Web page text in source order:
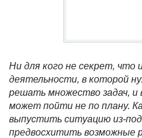
Ни для кого не секрет, что
деятельности, в которой
решать множество задач,
может пойти не по плану.
выпустить ситуацию из-
предвосхитить возможные